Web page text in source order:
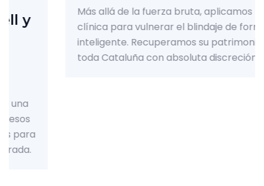
Más allá de la fuerza bruta, aplicamos pericia
clínica para vulnerar el blindaje de forma
inteligente. Recuperamos su patrimonio en
toda Cataluña con absoluta discreción.